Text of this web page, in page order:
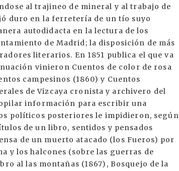
al trajineo de mineral y al trabajo de
duro en la ferretería de un tío suyo
autodidacta en la lectura de los
de Madrid; la disposición de más
literarios. En 1851 publica el que va
vinieron Cuentos de color de rosa
campesinos (1860) y Cuentos
de Vizcaya cronista y archivero del
información para escribir una
políticos posteriores le impidieron, según
de un libro, sentidos y pensados
de un muerto atacado (los Fueros) por
y los halcones (sobre las guerras de
al las montañas (1867), Bosquejo de la